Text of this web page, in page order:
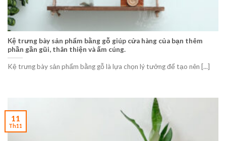
Kệ trưng bày sản phẩm bằng gỗ giúp cửa hàng của bạn thêm
phần gần gũi, thân thiện và ấm cúng.
Kệ trưng bày sản phẩm bằng gỗ là lựa chọn lý tưởng để tạo nên [...]
11
Th11